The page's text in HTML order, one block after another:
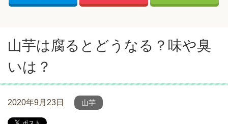
山芋は腐るとどうなる？味や臭
いは？
2020年9月23日 山芋